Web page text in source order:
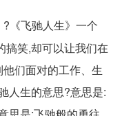
?《飞驰人生》一个
搞笑,却可以让我们在
们面对的工作、生
人生的意思?意思是: